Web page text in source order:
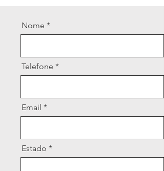
Nome
Telefone
Email
Estado